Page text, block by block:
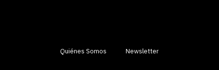
Quiénes Somos Newsletter